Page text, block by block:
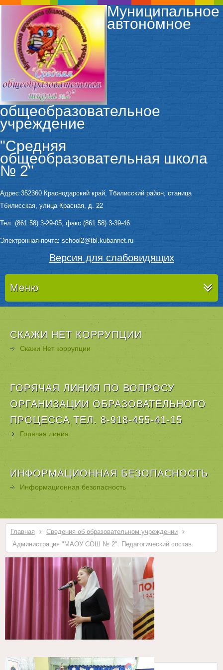
Муниципальное
автономное
общеобразовательное
учреждение
"Средняя
общеобразовательная школа
№ 2"
Адрес:352360 Краснодарский край, Тбилисский район, станица
Тбилисская, улица Красная, д. 22
Тел. (861 58) 3-29-05, факс (861 58) 3-39-46
Электронная почта: sсhool2@tbl.kubannet.ru
Версия для слабовидящих
Меню
СКАЖИ НЕТ КОРРУПЦИИ
Скажи Нет коррупции
ГОРЯЧАЯ ЛИНИЯ ПО ВОПРОСУ
ОРГАНИЗАЦИИ ОБРАЗОВАТЕЛЬНОГО
ПРОЦЕССА ТЕЛ. 8-918-455-41-15
Горячая линия
ИНФОРМАЦИОННАЯ БЕЗОПАСНОСТЬ
Информационная безопасность
Главная
Сведения об образовательном учреждении
Администрация "МАОУ СОШ № 2". Педагогический состав.